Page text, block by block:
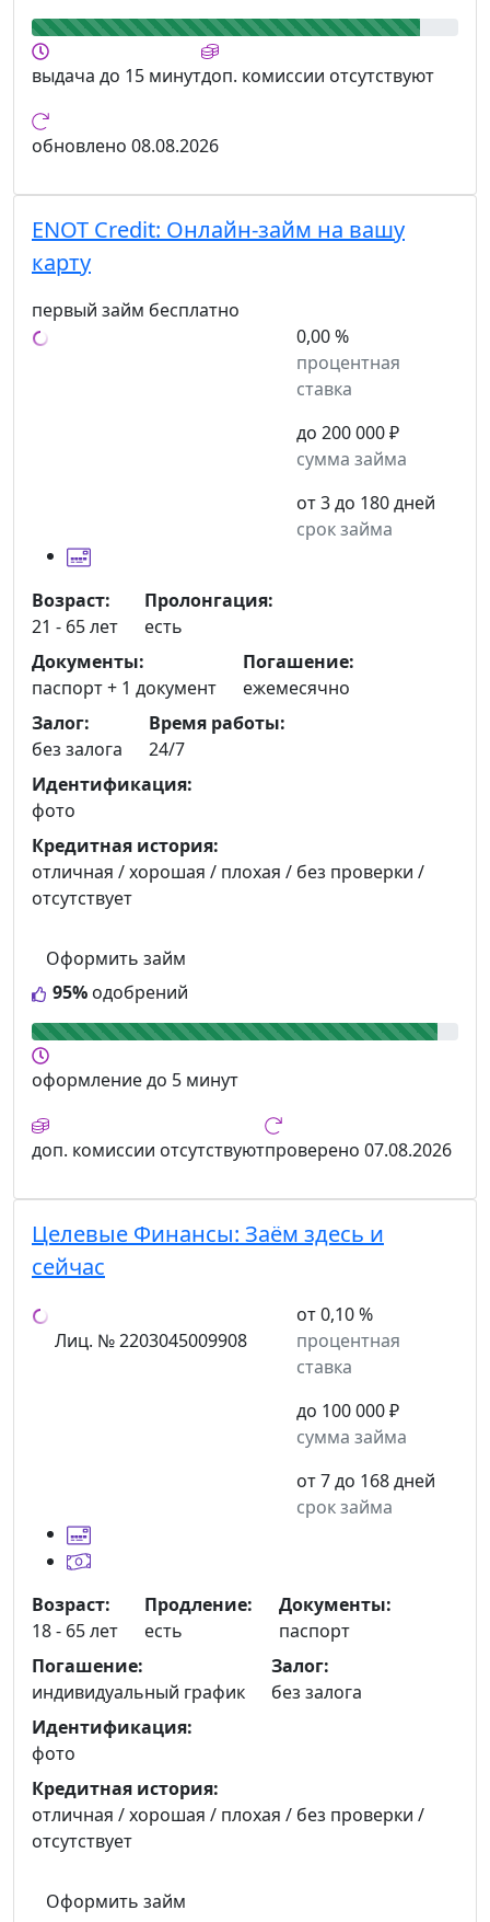
выдача до 15 минутдоп. комиссии отсутствуют
обновлено 08.08.2026
ENOT Credit: Онлайн-займ на вашу
карту
первый займ бесплатно
0,00 %
процентная
ставка
до 200 000 ₽
сумма займа
от 3 до 180 дней
срок займа
95% одобрений
Оформить займ
Возраст:
21 - 65 лет
Пролонгация:
есть
Документы:
паспорт + 1 документ
Погашение:
ежемесячно
Залог:
без залога
Время работы:
24/7
Идентификация:
фото
Кредитная история:
отличная / хорошая / плохая / без проверки /
отсутствует
оформлениедо 5 минут
доп. комиссии отсутствуютпроверено 07.08.2026
Целевые Финансы: Заём здесь и
сейчас
Лиц. № 2203045009908
от 0,10 %
процентная
ставка
до 100 000 ₽
сумма займа
от 7 до 168 дней
срок займа
Оформить займ
Возраст:
18 - 65 лет
Продление:
есть
Документы:
паспорт
Погашение:
индивидуальный график
Залог:
без залога
Идентификация:
фото
Кредитная история:
отличная / хорошая / плохая / без проверки /
отсутствует